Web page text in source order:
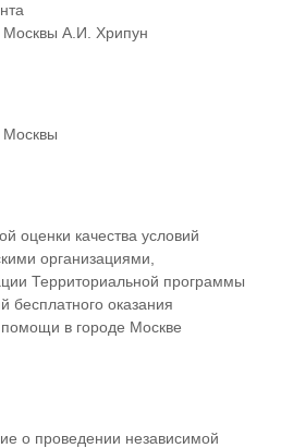
Москвы А.И. Хрипун
Москвы
оценки качества условий
организациями,
Территориальной программы
бесплатного оказания
в городе Москве
о проведении независимой